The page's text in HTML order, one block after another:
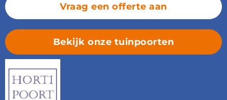
Vraag een offerte aan
Bekijk onze tuinpoorten